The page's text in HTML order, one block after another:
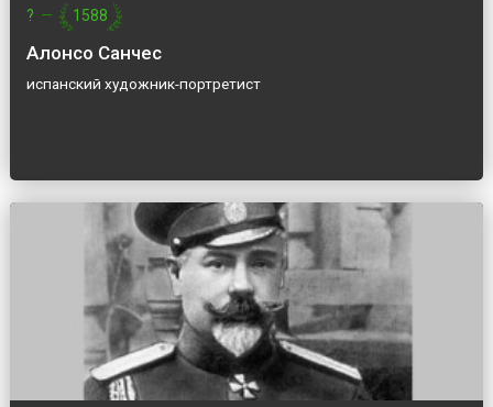
? — 1588
Алонсо Санчес
испанский художник-портретист